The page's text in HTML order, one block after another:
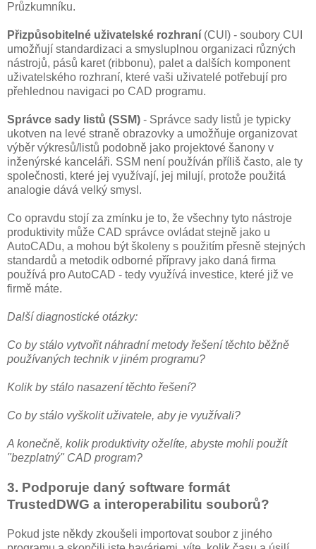
Průzkumníku.
Přizpůsobitelné uživatelské rozhraní (CUI) - soubory CUI
umožňují standardizaci a smysluplnou organizaci různých
nástrojů, pásů karet (ribbonu), palet a dalších komponent
uživatelského rozhraní, které vaši uživatelé potřebují pro
přehlednou navigaci po CAD programu.
Správce sady listů (SSM) - Správce sady listů je typicky
ukotven na levé straně obrazovky a umožňuje organizovat
výběr výkresů/listů podobně jako projektové šanony v
inženýrské kanceláři. SSM není používán příliš často, ale ty
společnosti, které jej využívají, jej milují, protože použitá
analogie dává velký smysl.
Co opravdu stojí za zmínku je to, že všechny tyto nástroje
produktivity může CAD správce ovládat stejně jako u
AutoCADu, a mohou být školeny s použitím přesně stejných
standardů a metodik odborné přípravy jako daná firma
používá pro AutoCAD - tedy využívá investice, které již ve
firmě máte.
Další diagnostické otázky:
Co by stálo vytvořit náhradní metody řešení těchto běžně
používaných technik v jiném programu?
Kolik by stálo nasazení těchto řešení?
Co by stálo vyškolit uživatele, aby je využívali?
A konečně, kolik produktivity oželíte, abyste mohli použít
"bezplatný" CAD program?
3. Podporuje daný software formát
TrustedDWG a interoperabilitu souborů?
Pokud jste někdy zkoušeli importovat soubor z jiného